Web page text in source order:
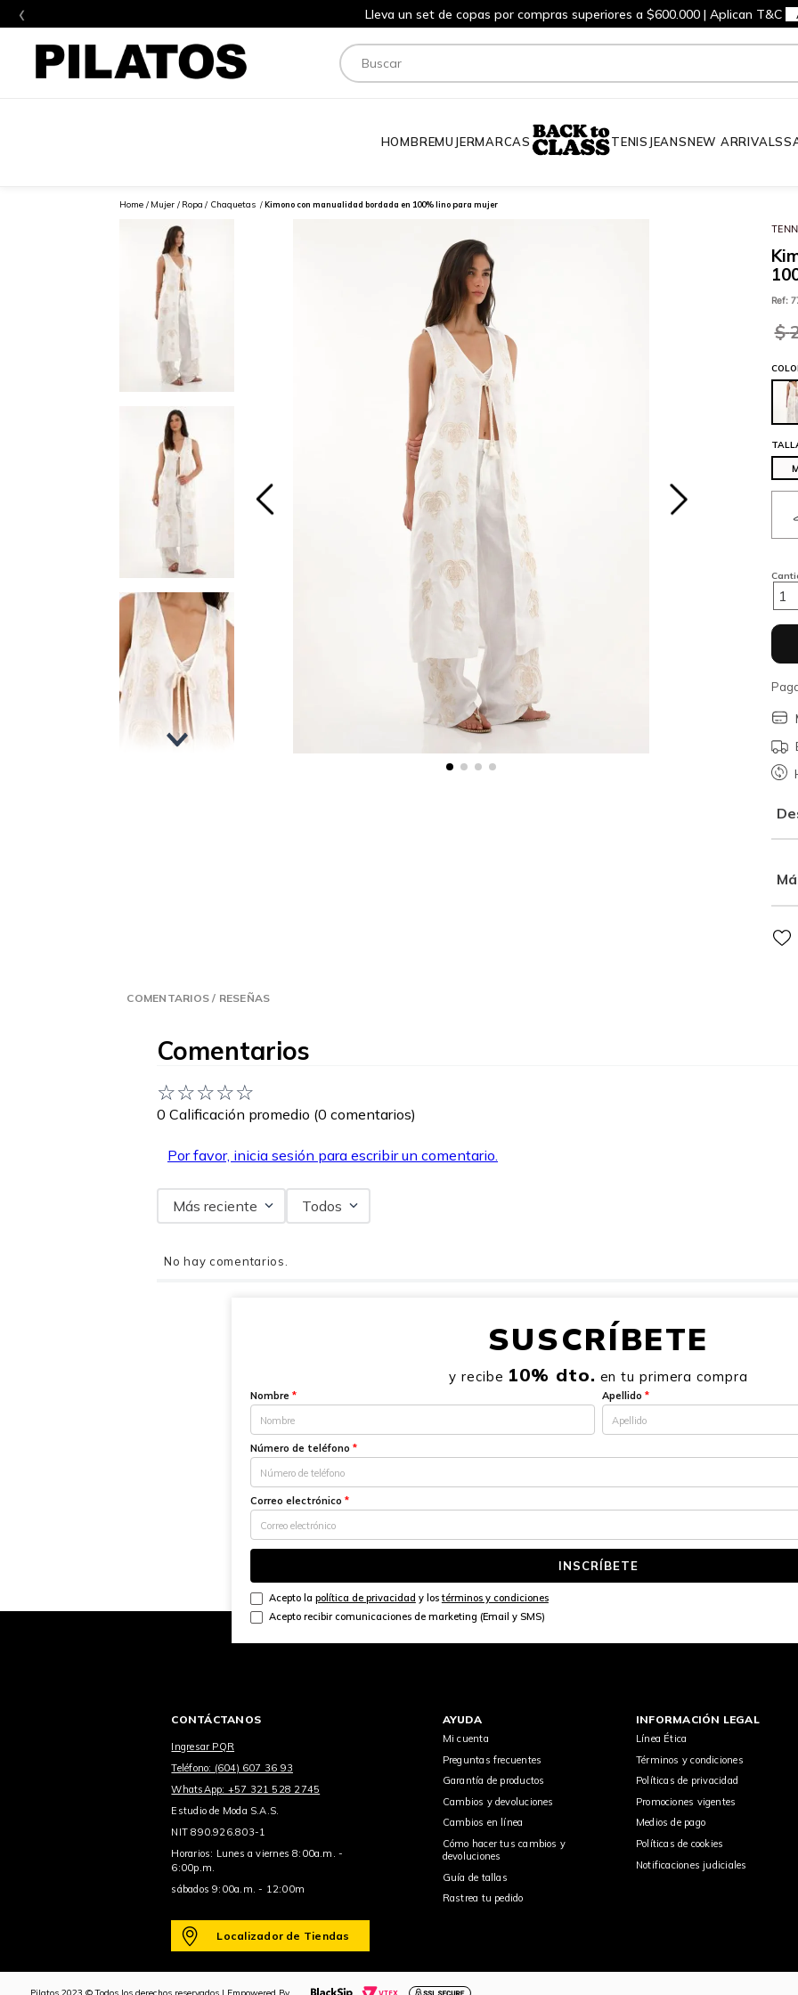
‹ Lleva un set de copas por compras superiores a $600.000 | Aplican T&C
Buscar
HOMBREMUJERMARCAS TENIS JEANSNEW ARRIVALS
Mujer Ropa Chaquetas Kimono con manualidad bordada en 100% lino para mujer
Ref:
$
1
COMENTARIOS / RESEÑAS
Comentarios
☆☆☆☆☆
0 Calificación promedio (0 comentarios)
Por favor, inicia sesión para escribir un comentario.
Más reciente Todos
No hay comentarios.
SUSCRÍBETE
y recibe 10% dto. en tu primera compra
Nombre * Apellido *
Número de teléfono *
Correo electrónico *
INSCRÍBETE
Acepto la política de privacidad y lostérminos y condiciones
Acepto recibir comunicaciones de marketing (Email y SMS)
CONTÁCTANOS
Ingresar PQR
Teléfono: (604) 607 36 93
WhatsApp: +57 321 528 2745
Estudio de Moda S.A.S.
NIT 890.926.803-1
Horarios: Lunes a viernes 8:00a.m. -
6:00p.m.
sábados 9:00a.m. - 12:00m
Localizador de Tiendas
AYUDA
Mi cuenta
Preguntas frecuentes
Garantía de productos
Cambios y devoluciones
Cambios en línea
Cómo hacer tus cambios y
devoluciones
Guía de tallas
Rastrea tu pedido
INFORMACIÓN LEGAL
Línea Ética
Términos y condiciones
Políticas de privacidad
Promociones vigentes
Medios de pago
Políticas de cookies
Notificaciones judiciales